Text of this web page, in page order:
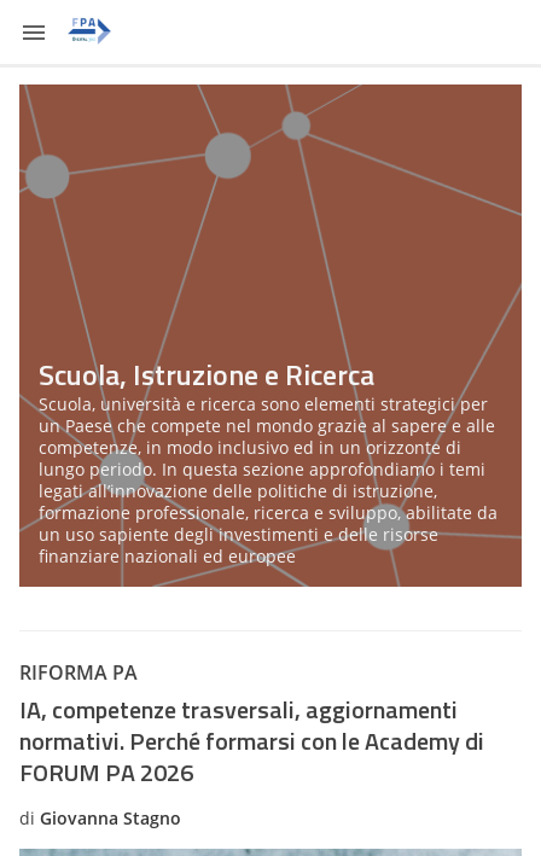
Scuola, Istruzione e Ricerca
Scuola, università e ricerca sono elementi strategici per
un Paese che compete nel mondo grazie al sapere e alle
competenze, in modo inclusivo ed in un orizzonte di
lungo periodo. In questa sezione approfondiamo i temi
legati all’innovazione delle politiche di istruzione,
formazione professionale, ricerca e sviluppo, abilitate da
un uso sapiente degli investimenti e delle risorse
finanziare nazionali ed europee
RIFORMA PA
IA, competenze trasversali, aggiornamenti
normativi. Perché formarsi con le Academy di
FORUM PA 2026
di Giovanna Stagno